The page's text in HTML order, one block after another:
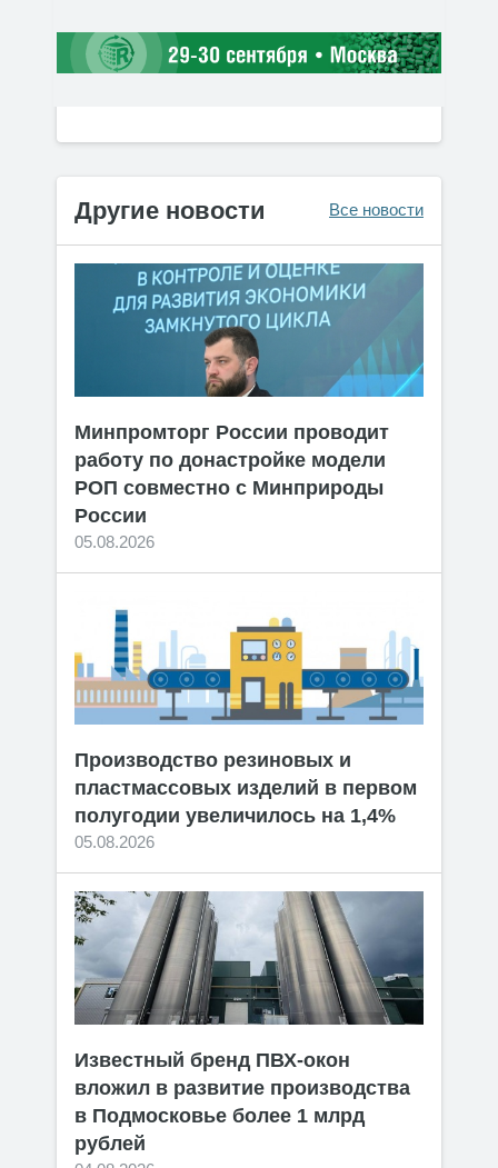
Другие новости Все новости
Минпромторг России проводит
работу по донастройке модели
РОП совместно с Минприроды
России
05.08.2026
Производство резиновых и
пластмассовых изделий в первом
полугодии увеличилось на 1,4%
05.08.2026
Известный бренд ПВХ-окон
вложил в развитие производства
в Подмосковье более 1 млрд
рублей